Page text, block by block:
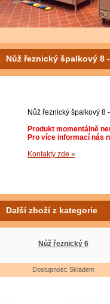
Nůž řeznický špalkový 8
Nůž řeznický špalkový 8
Produkt momentálně
Pro více informací nás
Kontakty zde »
Další zboží z kategorie
Nůž řeznický 6
Dostupnost: Skladem